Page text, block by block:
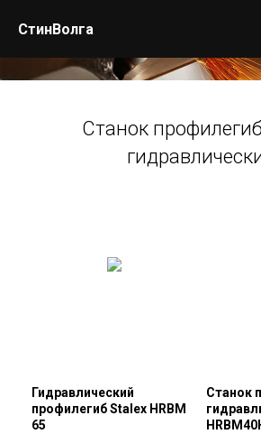
СтинВолга
Станок
Гидравлический
профилегиб Stalex HRBM
65
Станок